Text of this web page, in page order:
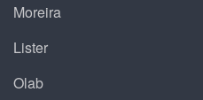
Moreira
Lister
Olab